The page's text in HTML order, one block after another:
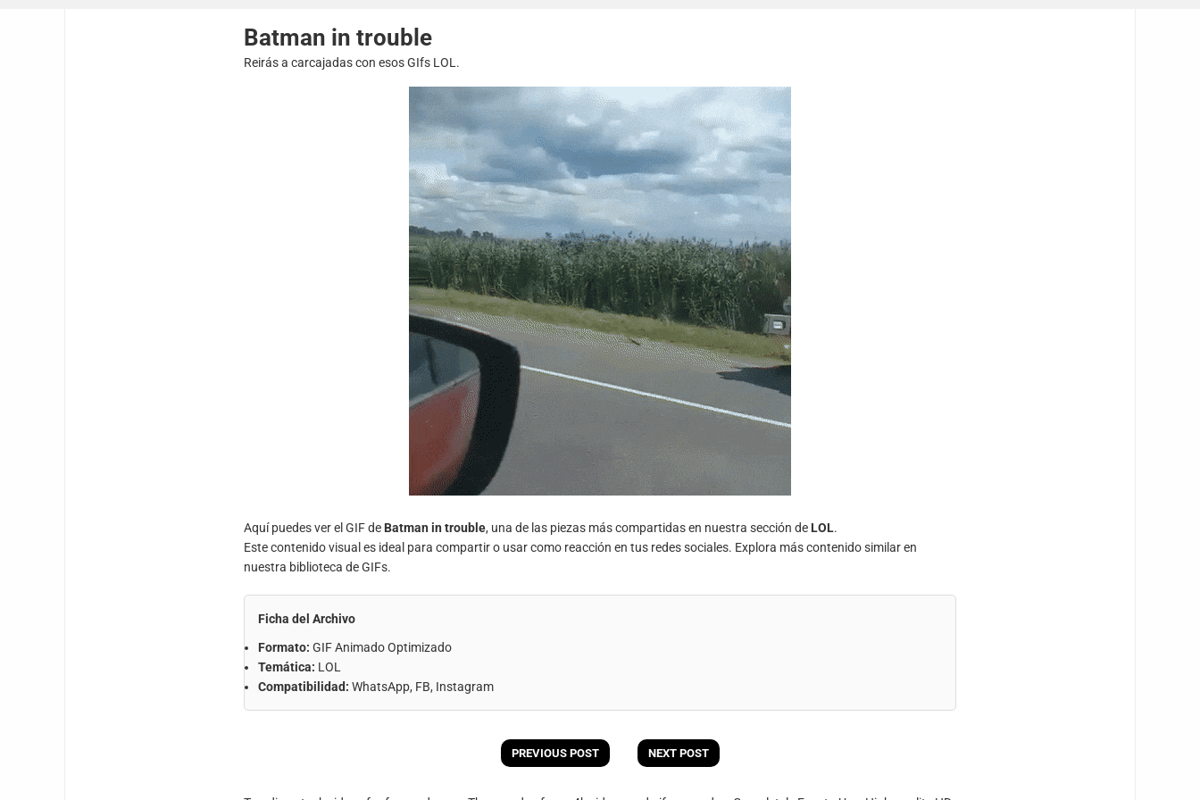
Batman in trouble
Reirás a carcajadas con esos GIfs LOL.
Aquí puedes ver el GIF de Batman in trouble, una de las piezas más compartidas en nuestra sección de LOL.
Este contenido visual es ideal para compartir o usar como reacción en tus redes sociales. Explora más contenido similar en
nuestra biblioteca de GIFs.
Ficha del Archivo
Formato: GIF Animado Optimizado
Temática: LOL
Compatibilidad: WhatsApp, FB, Instagram
PREVIOUS POST NEXT POST